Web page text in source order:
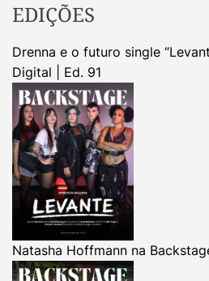
EDIÇÕES
Drenna e o futuro single
Digital | Ed. 91
Natasha Hoffmann na